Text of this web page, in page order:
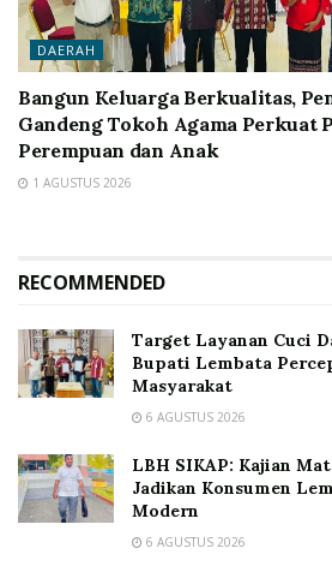
DAERAH
Bangun Keluarga Berkualitas,
Gandeng Tokoh Agama Perkuat
Perempuan dan Anak
1 AGUSTUS 2026
RECOMMENDED
Target Layanan Cuci
Bupati Lembata
Masyarakat
6 AGUSTUS 2026
LBH SIKAP: Kajian
Jadikan Konsumen
Modern
6 AGUSTUS 2026